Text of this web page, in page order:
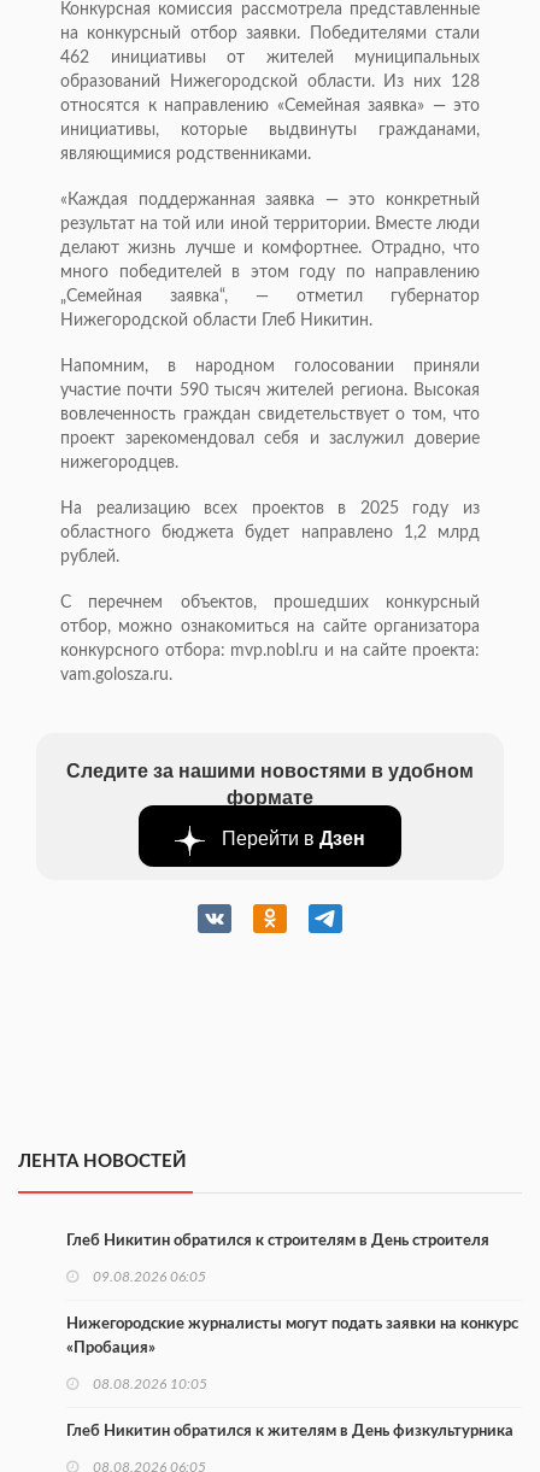
Конкурсная комиссия рассмотрела представленные
на конкурсный отбор заявки. Победителями стали
462 инициативы от жителей муниципальных
образований Нижегородской области. Из них 128
относятся к направлению «Семейная заявка» — это
инициативы, которые выдвинуты гражданами,
являющимися родственниками.
«Каждая поддержанная заявка — это конкретный
результат на той или иной территории. Вместе люди
делают жизнь лучше и комфортнее. Отрадно, что
много победителей в этом году по направлению
„Семейная заявка“, — отметил губернатор
Нижегородской области Глеб Никитин.
Напомним, в народном голосовании приняли
участие почти 590 тысяч жителей региона. Высокая
вовлеченность граждан свидетельствует о том, что
проект зарекомендовал себя и заслужил доверие
нижегородцев.
На реализацию всех проектов в 2025 году из
областного бюджета будет направлено 1,2 млрд
рублей.
С перечнем объектов, прошедших конкурсный
отбор, можно ознакомиться на сайте организатора
конкурсного отбора: mvp.nobl.ru и на сайте проекта:
vam.golosza.ru.
Следите за нашими новостями в удобном
формате
Перейти в Дзен
ЛЕНТА НОВОСТЕЙ
Глеб Никитин обратился к строителям в День строителя
09.08.2026 06:05
Нижегородские журналисты могут подать заявки на конкурс
«Пробация»
08.08.2026 10:05
Глеб Никитин обратился к жителям в День физкультурника
08.08.2026 06:05